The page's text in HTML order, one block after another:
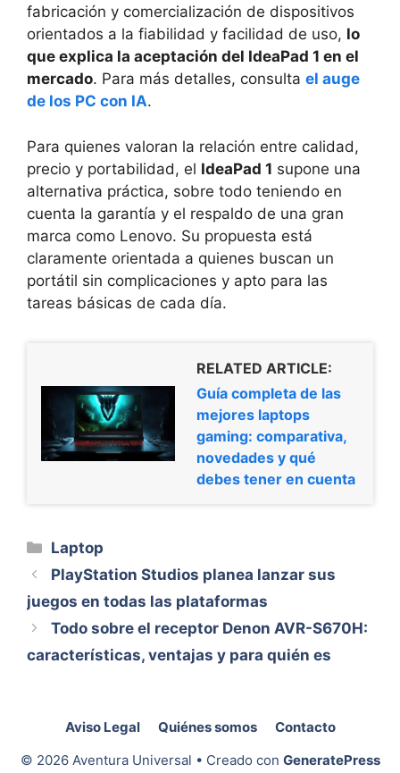
fabricación y comercialización de dispositivos
orientados a la fiabilidad y facilidad de uso, lo
que explica la aceptación del IdeaPad 1 en el
mercado. Para más detalles, consulta el auge
de los PC con IA.
Para quienes valoran la relación entre calidad,
precio y portabilidad, el IdeaPad 1 supone una
alternativa práctica, sobre todo teniendo en
cuenta la garantía y el respaldo de una gran
marca como Lenovo. Su propuesta está
claramente orientada a quienes buscan un
portátil sin complicaciones y apto para las
tareas básicas de cada día.
RELATED ARTICLE:
Guía completa de las
mejores laptops
gaming: comparativa,
novedades y qué
debes tener en cuenta
Categorías
Laptop
PlayStation Studios planea lanzar sus
juegos en todas las plataformas
Todo sobre el receptor Denon AVR-S670H:
características, ventajas y para quién es
Aviso Legal Quiénes somos
Contacto
© 2026 Aventura Universal • Creado con GeneratePress